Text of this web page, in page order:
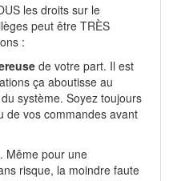
les droits sur le
peut être TRÈS
:
de votre part. Il est
ça aboutisse au
système. Soyez toujours
de vos commandes avant
. Même pour une
risque, la moindre faute